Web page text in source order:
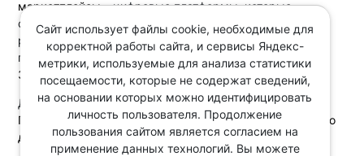
маркетплейсы– цифровые платформы, которые
специализируются на продаже товаров или услуг;
работа пунктов выдачи заказов – деятельность
по
продаже товаров по образцу. Их работу регулирует
Закон
о защите прав потребителей.
Документ:
Постановление АС Московского округа от 14.03.2024 по
делу N А40-150032/2023
Сайт использует файлы cookie, необходимые для
корректной работы сайта, и сервисы Яндекс-
метрики, используемые для анализа статистики
посещаемости, которые не содержат сведений,
на основании которых можно идентифицировать
личность пользователя. Продолжение
пользования сайтом является согласием на
применение данных технологий. Вы можете